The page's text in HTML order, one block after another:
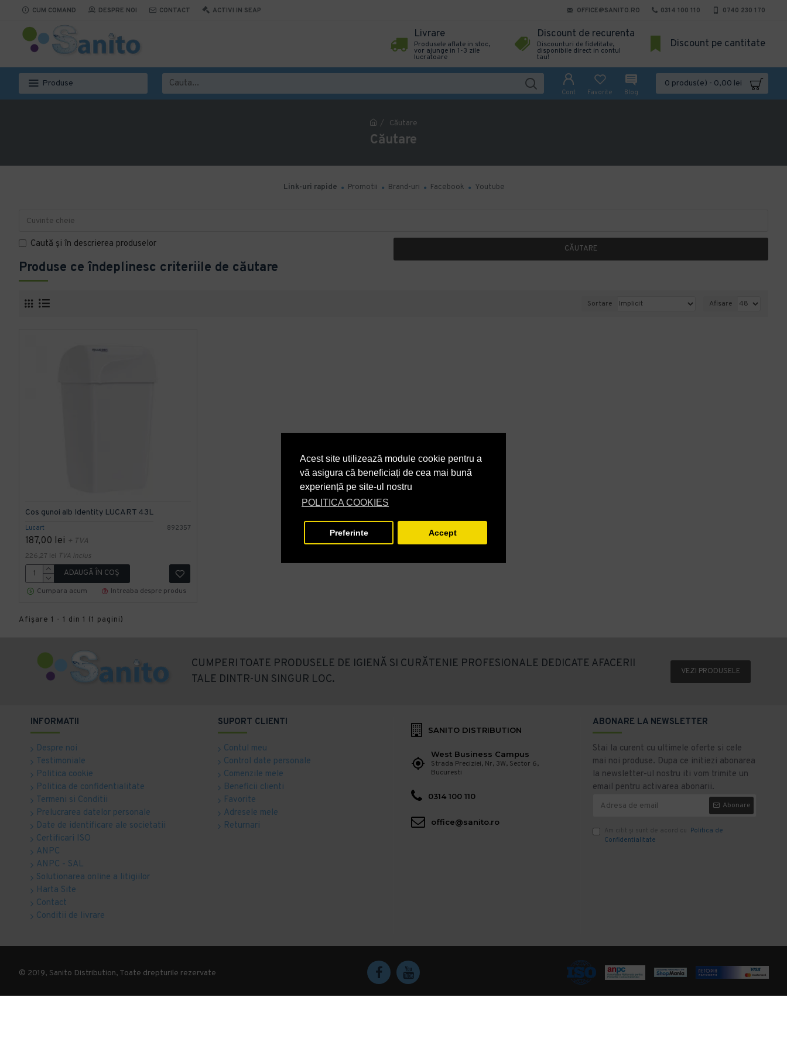
Acest site utilizează module cookie pentru a
vă asigura că beneficiați de cea mai bună
experiență pe site-ul nostru
POLITICA COOKIES
Preferinte Accept
CUM COMAND DESPRE NOI CONTACT ACTIVI IN SEAP OFFICE@SANITO.RO 0314 100 110 0740 230 170
Livrare
Produsele aflate in stoc,
vor ajunge in 1-3 zile
lucratoare
Discount de recurenta
Discounturi de fidelitate,
disponibile direct in contul
tau!
Discount pe cantitate
Produse
Cont Favorite Blog
0 produs(e) - 0,00 lei
Căutare
Căutare
Link-uri rapide Promotii Brand-uri Facebook Youtube
Caută și în descrierea produselor CĂUTARE
Produse ce îndeplinesc criteriile de căutare
Sortare Afisare
Lucart 892357
Cos gunoi alb Identity LUCART 43L
187,00 lei + TVA
226,27 lei TVA inclus
ADAUGĂ ÎN COŞ
Cumpara acum
Intreaba despre produs
Afişare 1 - 1 din 1 (1 pagini)
CUMPERI TOATE PRODUSELE DE IGIENĂ SI CURĂTENIE PROFESIONALE DEDICATE AFACERII
TALE DINTR-UN SINGUR LOC.
VEZI PRODUSELE
INFORMATII
Despre noi
Testimoniale
Politica cookie
Politica de confidentialitate
Termeni si Conditii
Prelucrarea datelor personale
Date de identificare ale societatii
Certificari ISO
ANPC
ANPC - SAL
Solutionarea online a litigiilor
Harta Site
Contact
Conditii de livrare
SUPORT CLIENTI
Contul meu
Control date personale
Comenzile mele
Beneficii clienti
Favorite
Adresele mele
Returnari
SANITO DISTRIBUTION
West Business Campus
Strada Preciziei, Nr, 3W, Sector 6,
Bucuresti
0314 100 110
office@sanito.ro
ABONARE LA NEWSLETTER
Stai la curent cu ultimele oferte si cele
mai noi produse. Dupa ce initiezi abonarea
la newsletter-ul nostru iti vom trimite un
email pentru activarea abonarii.
Abonare
Am citit şi sunt de acord cu Politica de
Confidentialitate
© 2019, Sanito Distribution, Toate drepturile rezervate